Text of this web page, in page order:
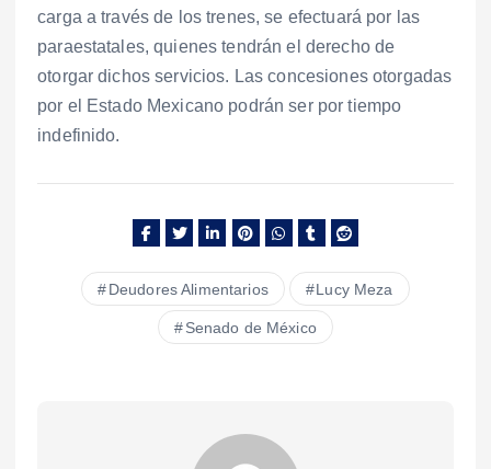
carga a través de los trenes, se efectuará por las
paraestatales, quienes tendrán el derecho de
otorgar dichos servicios. Las concesiones otorgadas
por el Estado Mexicano podrán ser por tiempo
indefinido.
Deudores Alimentarios Lucy Meza
Senado de México